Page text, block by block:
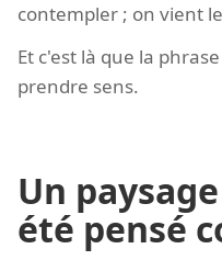
contempler ; on vient
Et c'est là que la
prendre sens.
Un
été pensé